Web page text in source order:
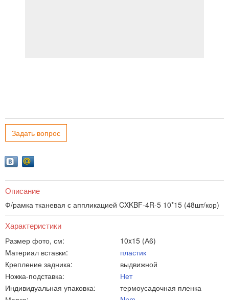
Задать вопрос
Описание
Ф/рамка тканевая с аппликацией CXKBF-4R-5 10*15 (48шт/кор)
Характеристики
Размер фото, см:
10x15 (А6)
Материал вставки:
пластик
Крепление задника:
выдвижной
Ножка-подставка:
Нет
Индивидуальная упаковка:
термоусадочная пленка